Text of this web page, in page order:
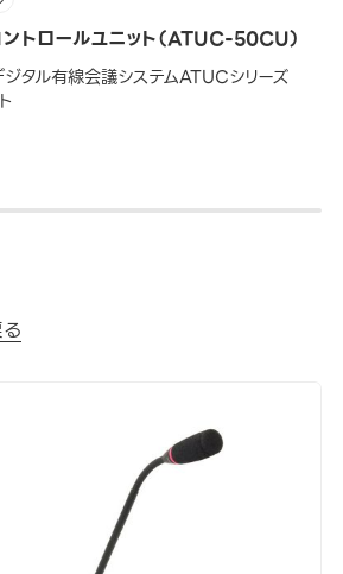
トロールユニット（ATUC-50CU）
タル有線会議システムATUCシリーズ